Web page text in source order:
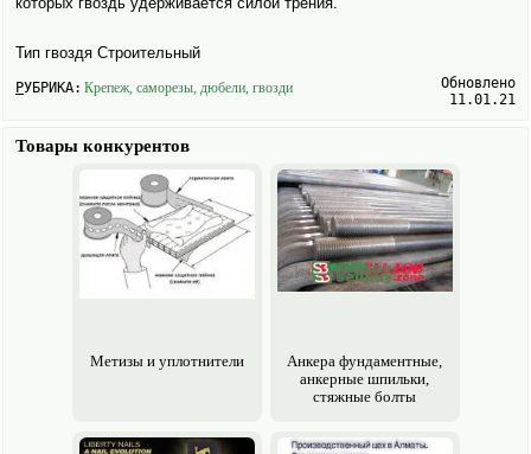
Тип гвоздя Строительный
РУБРИКА: Крепеж, саморезы, дюбели, гвозди
Обновлено
11.01.21
Товары конкурентов
Метизы и уплотнители
Анкера фундаментные,
анкерные шпильки,
стяжные болты